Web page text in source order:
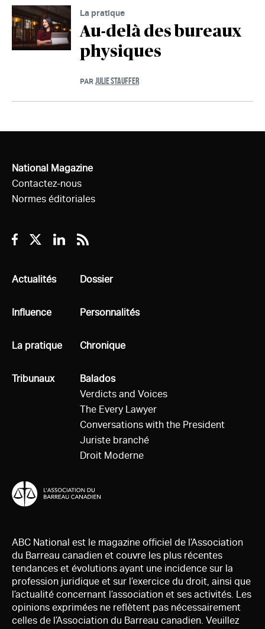
La pratique
Au-delà des bureaux
physiques
PAR JULIE STAUFFER
National Magazine
Contactez-nous
Normes éditoriales
Facebook
TwitterLinkedin
RSS
Tous
Actualités
Tous
Influence
Tous
La pratique
Tous
Tribunaux
Tous
Dossier
Tous
Personnalités
Tous
Chronique
Tous
Balados
Verdicts and Voices
The Every Lawyer
Conversations with the President
Juriste branché
Droit Moderne
ABC National est le magazine officiel de l’Association
du Barreau canadien et couvre les plus récentes
tendances et évolutions ayant une incidence sur la
profession juridique et sur l’exercice du droit, ainsi que
l’actualité concernant l’association et ses activités. Les
opinions exprimées ne reflètent pas nécessairement
celles de l’Association du Barreau canadien. Veuillez